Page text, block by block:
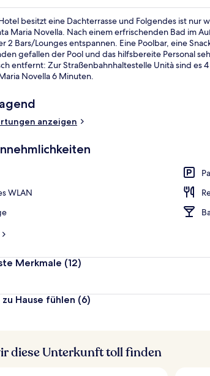
besitzt eine Dachterrasse und Folgendes ist nur
Maria Novella. Nach einem erfrischenden Bad im
2 Bars/Lounges entspannen. Eine Poolbar, eine
gefallen der Pool und das hilfsbereite Personal
entfernt: Zur Straßenbahnhaltestelle Unità sind es
Novella 6 Minuten.
anzeigen
WLAN
Merkmale (12)
Hause fühlen (6)
diese Unterkunft toll finden